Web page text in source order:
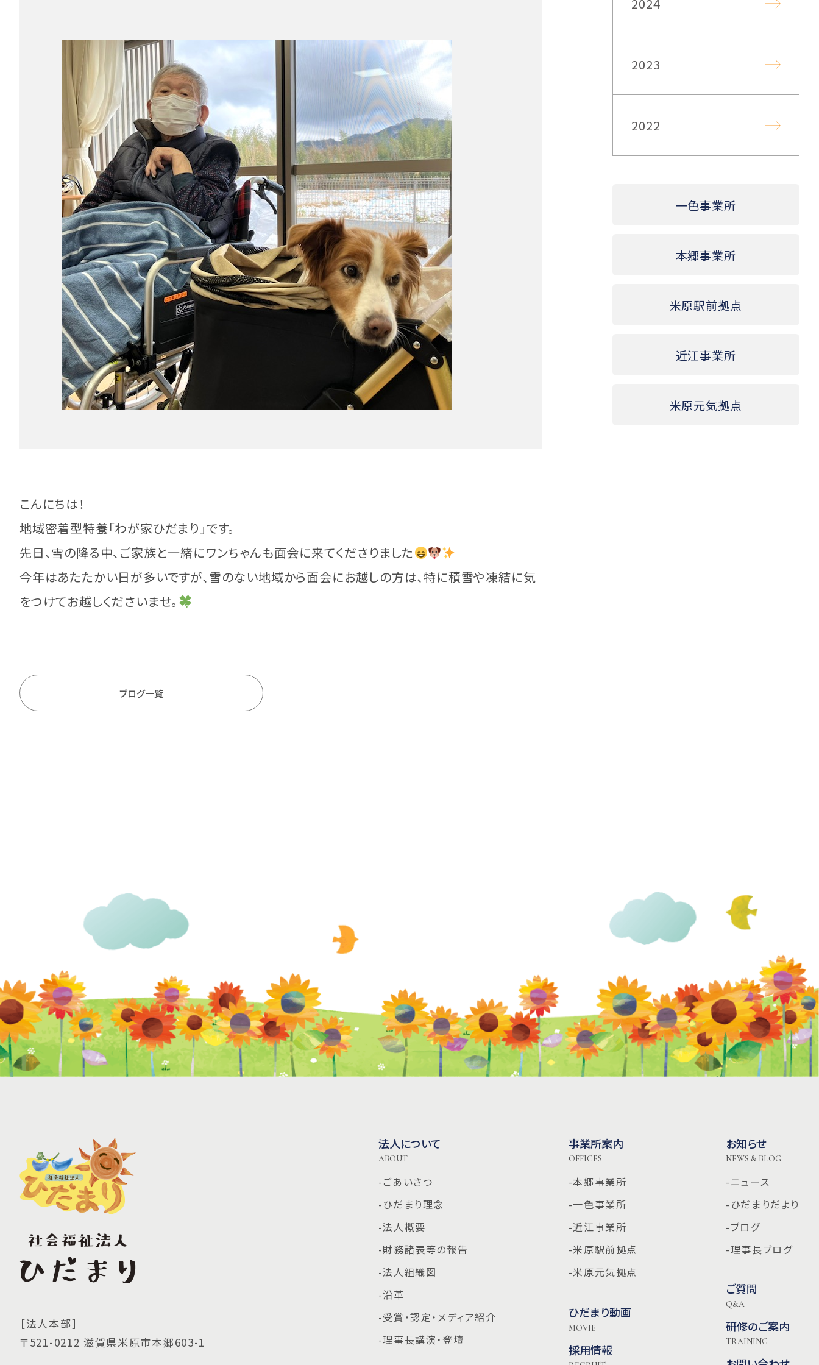
こんにちは！
地域密着型特養「わが家ひだまり」です。
先日、雪の降る中、ご家族と一緒にワンちゃんも面会に来てくださりました
今年はあたたかい日が多いですが、雪のない地域から面会にお越しの方は、特に積雪や凍結に気
をつけてお越しくださいませ。
ブログ一覧
2023
2022
一色事業所
本郷事業所
米原駅前拠点
近江事業所
米原元気拠点
［法人本部］
〒521-0212 滋賀県米原市本郷603-1
法人について
ABOUT
-ごあいさつ
-ひだまり理念
-法人概要
-財務諸表等の報告
-法人組織図
-沿革
-受賞・認定・メディア紹介
-理事長講演・登壇
事業所案内
OFFICES
-本郷事業所
-一色事業所
-近江事業所
-米原駅前拠点
-米原元気拠点
ひだまり動画
MOVIE
採用情報
お知らせ
NEWS & BLOG
-ニュース
-ひだまりだより
-ブログ
-理事長ブログ
ご質問
Q&A
研修のご案内
TRAINING